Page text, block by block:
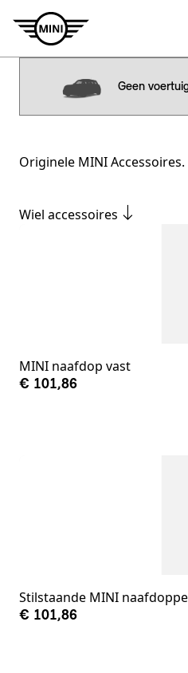
Geen
Originele MINI Accessoires.
Wiel accessoires
MINI naafdop vast
€ 101,86
Stilstaande MINI
€ 101,86